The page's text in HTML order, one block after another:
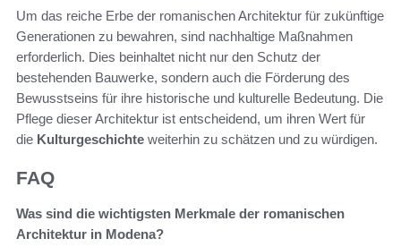
Um das reiche Erbe der romanischen Architektur für zukünftige
Generationen zu bewahren, sind nachhaltige Maßnahmen
erforderlich. Dies beinhaltet nicht nur den Schutz der
bestehenden Bauwerke, sondern auch die Förderung des
Bewusstseins für ihre historische und kulturelle Bedeutung. Die
Pflege dieser Architektur ist entscheidend, um ihren Wert für
die Kulturgeschichte weiterhin zu schätzen und zu würdigen.
FAQ
Was sind die wichtigsten Merkmale der romanischen
Architektur in Modena?